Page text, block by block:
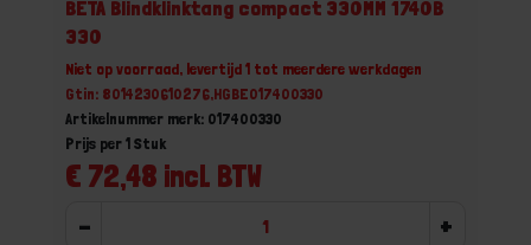
BETA Blindklinktang compact 330MM 1740B
330
Niet op voorraad, levertijd 1 tot meerdere werkdagen
Gtin: 8014230610276,HGBE017400330
Artikelnummer merk: 017400330
€ 72,48 incl. BTW
Prijs per 1 Stuk
- +